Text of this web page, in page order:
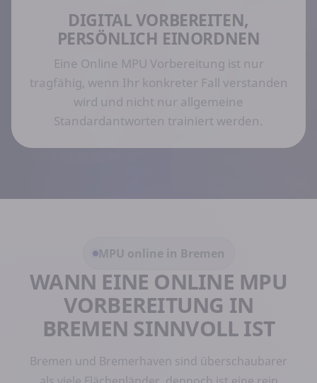
DIGITAL VORBEREITEN,
PERSÖNLICH EINORDNEN
Eine Online MPU Vorbereitung ist nur
tragfähig, wenn Ihr konkreter Fall verstanden
wird und nicht nur allgemeine
Standardantworten trainiert werden.
MPU online in Bremen
WANN EINE ONLINE MPU
VORBEREITUNG IN
BREMEN SINNVOLL IST
Bremen und Bremerhaven sind überschaubarer